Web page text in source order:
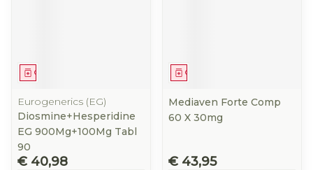
Geneesmiddel
Eurogenerics (EG)
Diosmine+Hesperidine
EG 900Mg+100Mg Tabl
90
€ 40,98
Geneesmiddel
Mediaven Forte Comp
60 X 30mg
€ 43,95